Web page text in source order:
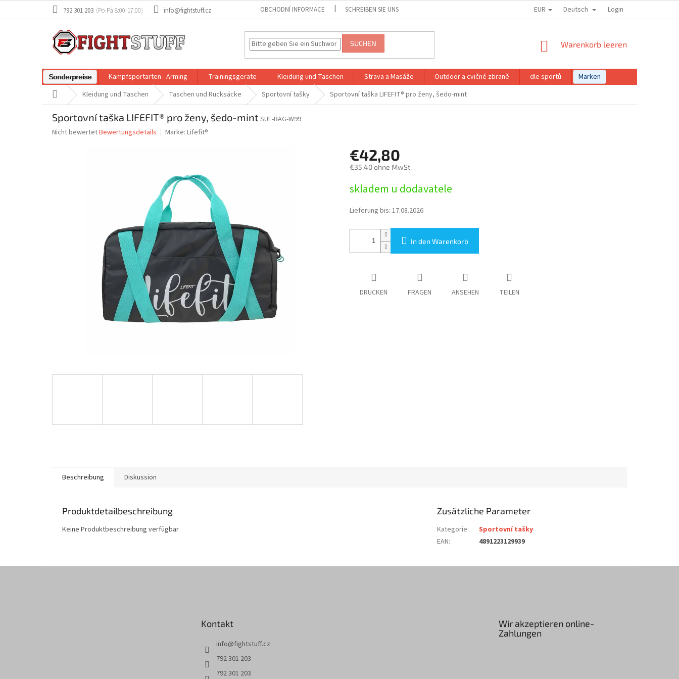
792 301 203 info@fightstuff.cz OBCHODNÍ INFORMACE SCHREIBEN SIE UNS EUR Deutsch Login
SUCHEN WARENKORB
Warenkorb leeren
Sonderpreise Kampfsportarten - Arming Trainingsgeräte Kleidung und Taschen Strava a Masáže Outdoor a cvičné zbraně dle sportů
Marken
StartseiteKleidung und Taschen Taschen und Rucksäcke Sportovní tašky Sportovní taška LIFEFIT® pro ženy, šedo-mint
Sportovní taška LIFEFIT® pro ženy, šedo-mint SUF-BAG-W99
Die
Nicht bewertetBewertungsdetails Marke: Lifefit®
€42,80
€35,40 ohne MwSt.
skladem u dodavatele
Lieferung bis: 17.08.2026
In den Warenkorb
DRUCKEN FRAGEN ANSEHEN TEILEN
Beschreibung Diskussion
Produktdetailbeschreibung
Keine Produktbeschreibung verfügbar
Zusätzliche Parameter
Kategorie:
Sportovní tašky
EAN: 4891223129939
Kontakt
info@fightstuff.cz
792 301 203
792 301 203
Wir akzeptieren online-
Zahlungen